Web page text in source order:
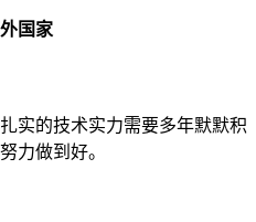
国家
实的技术实力需要多年默默积
力做到好。